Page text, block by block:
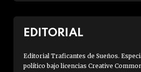
EDITORIAL
Editorial Traficantes de Sueños.
político bajo licencias Creative